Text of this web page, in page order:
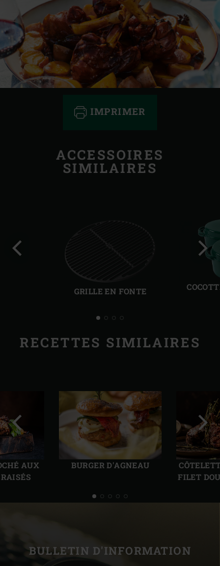
IMPRIMER
ACCESSOIRES
SIMILAIRES
GRILLE EN FONTE
RECETTES SIMILAIRES
AUX
BURGER D'AGNEAU
FILET
Diapo
précédente
BULLETIN D'INFORMATION